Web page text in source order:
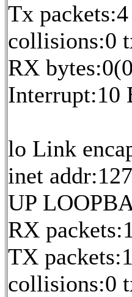
Tx
collisions:0
RX
Interrupt:10
lo Link
inet
UP
RX
TX
collisions:0